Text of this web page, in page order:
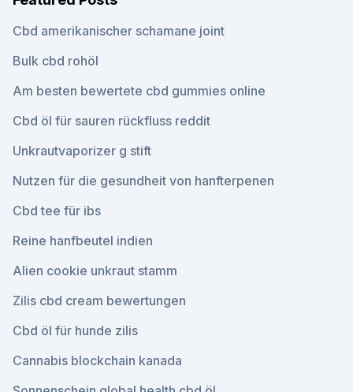
Cbd amerikanischer schamane joint
Bulk cbd rohöl
Am besten bewertete cbd gummies online
Cbd öl für sauren rückfluss reddit
Unkrautvaporizer g stift
Nutzen für die gesundheit von hanfterpenen
Cbd tee für ibs
Reine hanfbeutel indien
Alien cookie unkraut stamm
Zilis cbd cream bewertungen
Cbd öl für hunde zilis
Cannabis blockchain kanada